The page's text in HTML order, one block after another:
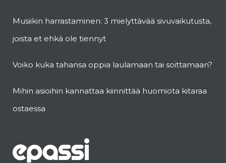
Musiikin harrastaminen: 3 mielyttävää sivuvaikutusta,
joista et ehkä ole tiennyt
Voiko kuka tahansa oppia laulamaan tai soittamaan?
Mihin asioihin kannattaa kiinnittää huomiota kitaraa
ostaessa